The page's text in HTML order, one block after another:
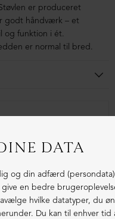
er produceret
godt håndværk – et
og funktion i ét.
er normal til bred.
i Europa